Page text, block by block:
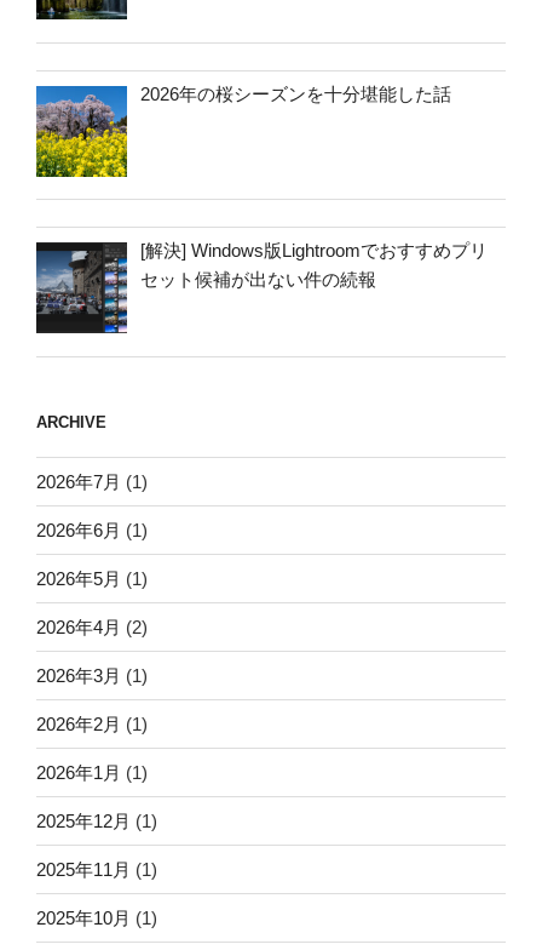
2026年の桜シーズンを十分堪能した話
[解決] Windows版Lightroomでおすすめプリ
セット候補が出ない件の続報
ARCHIVE
2026年7月 (1)
2026年6月 (1)
2026年5月 (1)
2026年4月 (2)
2026年3月 (1)
2026年2月 (1)
2026年1月 (1)
2025年12月 (1)
2025年11月 (1)
2025年10月 (1)